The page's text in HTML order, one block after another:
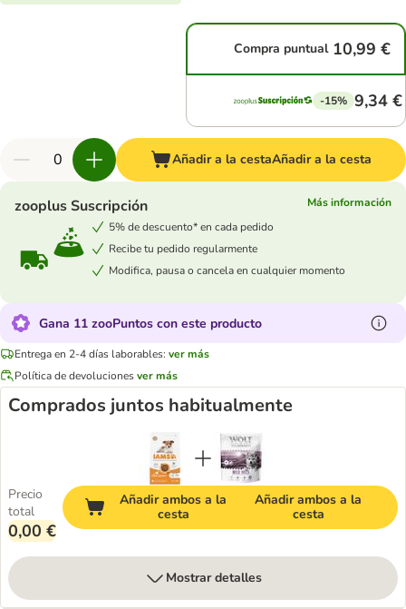
Compra puntual 10,99 €
-15% 9,34 €
Añadir a la cestaAñadir a la cesta
zooplus Suscripción
Más información
5% de descuento* en cada pedido
Recibe tu pedido regularmente
Modifica, pausa o cancela en cualquier momento
Gana 11 zooPuntos con este producto
Entrega en 2-4 días laborables: ver más
Política de devolucionesver más
Comprados juntos habitualmente
Precio
total
0,00 €
Añadir ambos a la
cesta
Añadir ambos a la
cesta
Mostrar detalles